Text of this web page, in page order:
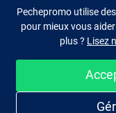
Suivez-nous
Pechepromo utilise
pour mieux vous
plus ? Lisez